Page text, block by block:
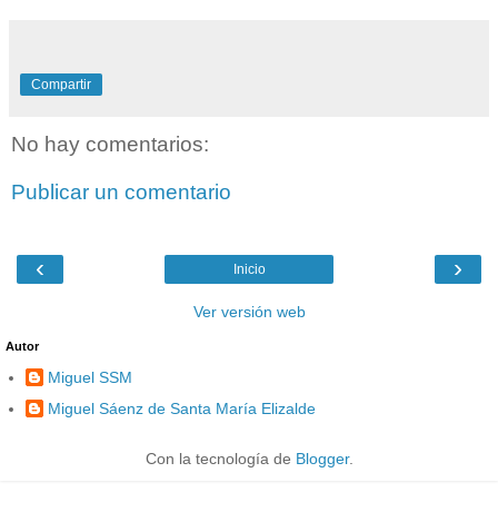
Compartir
No hay comentarios:
Publicar un comentario
‹ ›
Inicio
Ver versión web
Autor
Miguel SSM
Miguel Sáenz de Santa María Elizalde
Con la tecnología de Blogger.